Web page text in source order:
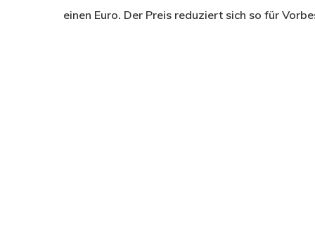
einen Euro. Der Preis reduziert sich so für